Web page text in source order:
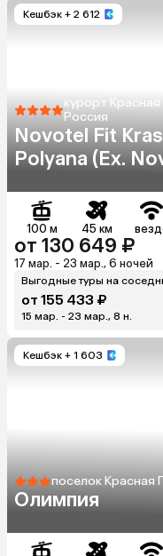
Кешбэк + 2 612
курорт
Россия
Novotel Fit
Polyana (Ex.
100 м 45 км
от 130 649 ₽
17 мар. - 23 мар., 6 ночей
Выгодные туры на
от 155 433 ₽
15 мар. - 23 мар., 8 н.
Кешбэк + 1 603
поселок Красная
Олимпия